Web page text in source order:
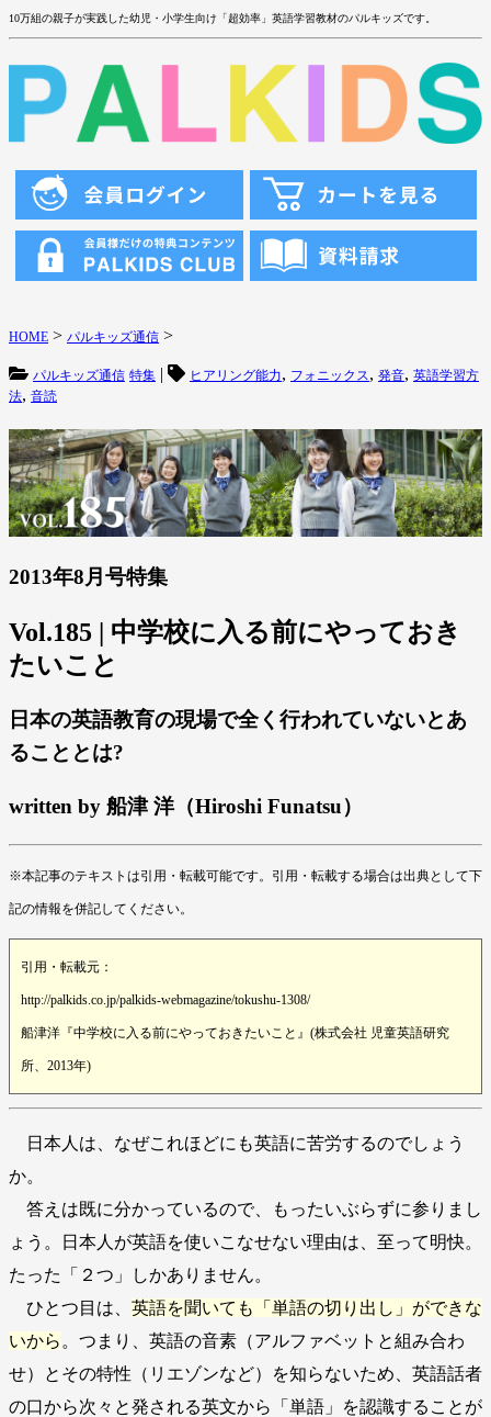
10万組の親子が実践した幼児・小学生向け「超効率」英語学習教材のパルキッズです。
HOME > パルキッズ通信 >
パルキッズ通信 特集 | ヒアリング能力, フォニックス, 発音, 英語学習方
法, 音読
2013年8月号特集
Vol.185 | 中学校に入る前にやっておき
たいこと
日本の英語教育の現場で全く行われていないとあ
ることとは?
written by 船津 洋（Hiroshi Funatsu）
※本記事のテキストは引用・転載可能です。引用・転載する場合は出典として下
記の情報を併記してください。
引用・転載元：
http://palkids.co.jp/palkids-webmagazine/tokushu-1308/
船津洋『中学校に入る前にやっておきたいこと』(株式会社 児童英語研究
所、2013年)
日本人は、なぜこれほどにも英語に苦労するのでしょう
か。
答えは既に分かっているので、もったいぶらずに参りまし
ょう。日本人が英語を使いこなせない理由は、至って明快。
たった「２つ」しかありません。
ひとつ目は、 英語を聞いても「単語の切り出し」ができな
いから 。つまり、英語の音素（アルファベットと組み合わ
せ）とその特性（リエゾンなど）を知らないため、英語話者
の口から次々と発される英文から「単語」を認識することが